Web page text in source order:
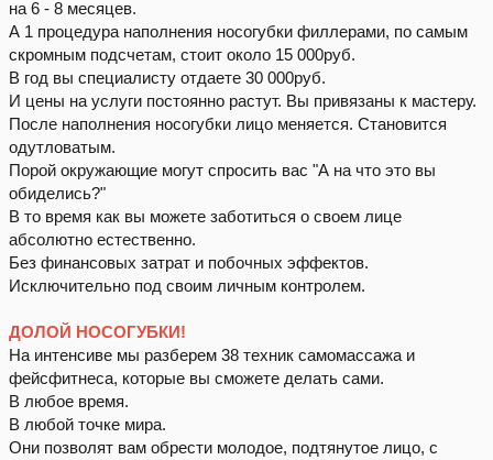
на 6 - 8 месяцев.
А 1 процедура наполнения носогубки филлерами, по самым
скромным подсчетам, стоит около 15 000руб.
В год вы специалисту отдаете 30 000руб.
И цены на услуги постоянно растут. Вы привязаны к мастеру.
После наполнения носогубки лицо меняется. Становится
одутловатым.
Порой окружающие могут спросить вас "А на что это вы
обиделись?"
В то время как вы можете заботиться о своем лице
абсолютно естественно.
Без финансовых затрат и побочных эффектов.
Исключительно под своим личным контролем.
ДОЛОЙ НОСОГУБКИ!
На интенсиве мы разберем 38 техник самомассажа и
фейсфитнеса, которые вы сможете делать сами.
В любое время.
В любой точке мира.
Они позволят вам обрести молодое, подтянутое лицо, с